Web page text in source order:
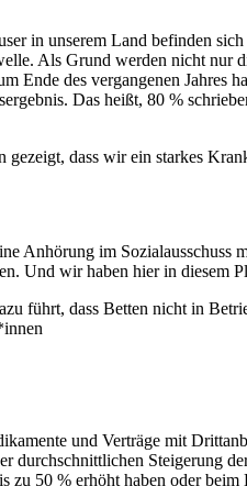
in unserem Land befinden
Als Grund werden nicht nur
Ende des vergangenen
Das heißt, 80 %
dass wir ein starkes
Anhörung im Sozialausschuss
Und wir haben hier in diesem
führt, dass Betten nicht in
und Verträge mit
durchschnittlichen
zu 50 % erhöht haben oder